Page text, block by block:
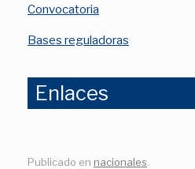
Convocatoria
Bases reguladoras
Enlaces
Publicado en nacionales